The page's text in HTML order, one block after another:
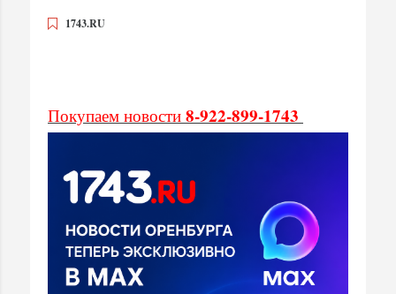
1743.RU
Покупаем новости 8-922-899-1743